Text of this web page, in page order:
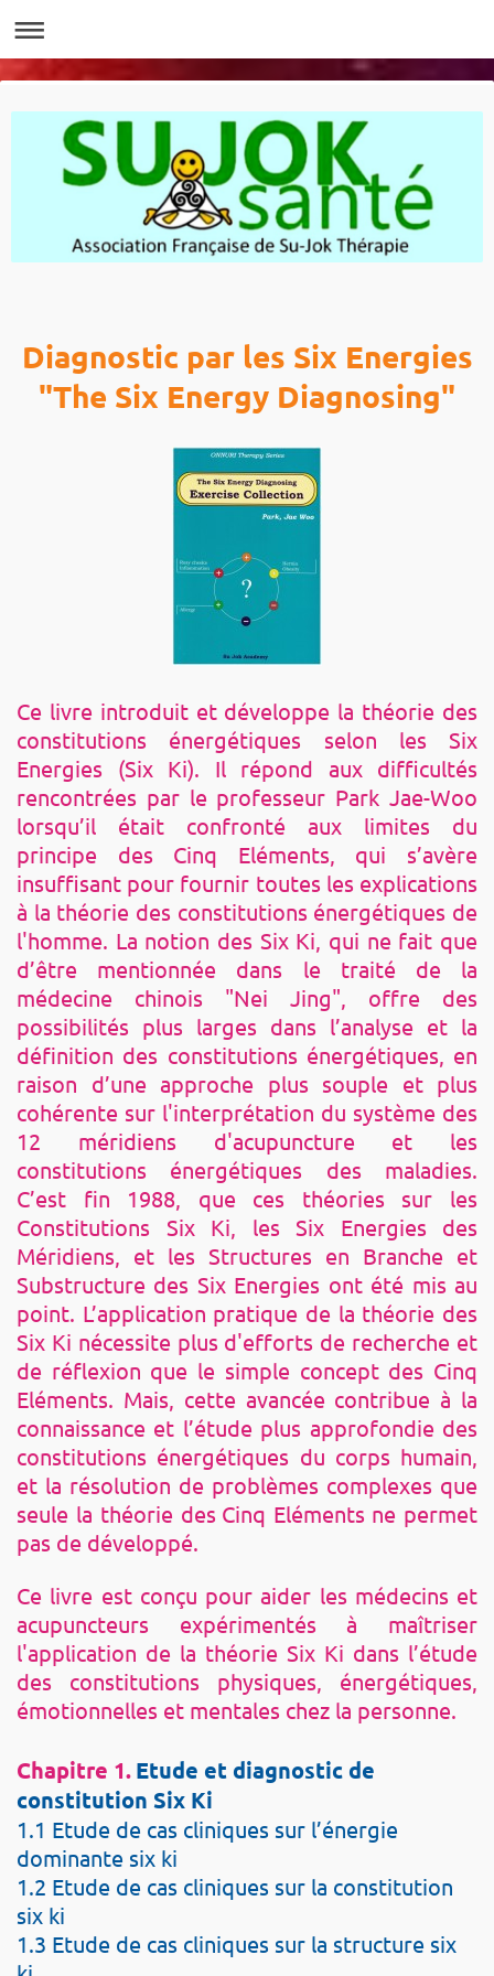
Diagnostic par les Six Energies
"The Six Energy Diagnosing"
Ce livre introduit et développe la théorie des
constitutions énergétiques selon les Six
Energies (Six Ki). Il répond aux difficultés
rencontrées par le professeur Park Jae-Woo
lorsqu’il était confronté aux limites du
principe des Cinq Eléments, qui s’avère
insuffisant pour fournir toutes les explications
à la théorie des constitutions énergétiques de
l'homme. La notion des Six Ki, qui ne fait que
d’être mentionnée dans le traité de la
médecine chinois "Nei Jing", offre des
possibilités plus larges dans l’analyse et la
définition des constitutions énergétiques, en
raison d’une approche plus souple et plus
cohérente sur l'interprétation du système des
12 méridiens d'acupuncture et les
constitutions énergétiques des maladies.
C’est fin 1988, que ces théories sur les
Constitutions Six Ki, les Six Energies des
Méridiens, et les Structures en Branche et
Substructure des Six Energies ont été mis au
point. L’application pratique de la théorie des
Six Ki nécessite plus d'efforts de recherche et
de réflexion que le simple concept des Cinq
Eléments. Mais, cette avancée contribue à la
connaissance et l’étude plus approfondie des
constitutions énergétiques du corps humain,
et la résolution de problèmes complexes que
seule la théorie des Cinq Eléments ne permet
pas de développé.
Ce livre est conçu pour aider les médecins et
acupuncteurs expérimentés à maîtriser
l'application de la théorie Six Ki dans l’étude
des constitutions physiques, énergétiques,
émotionnelles et mentales chez la personne.
Chapitre 1.Etude et diagnostic de
constitution Six Ki
1.1 Etude de cas cliniques sur l’énergie
dominante six ki
1.2 Etude de cas cliniques sur la constitution
six ki
1.3 Etude de cas cliniques sur la structure six